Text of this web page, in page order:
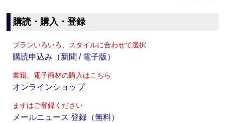
購読・購入・登録
プランいろいろ、スタイルに合わせて選択
購読申込み（新聞 / 電子版）
書籍、電子商材の購入はこちら
オンラインショップ
まずはご登録ください
メールニュース 登録（無料）